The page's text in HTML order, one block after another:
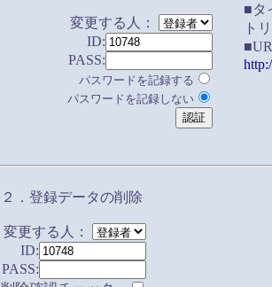
変更する人：
ID:
PASS:
パスワードを記録する
パスワードを記録しない
■タ
ト
２．登録データの削除
変更する人：
ID:
PASS: